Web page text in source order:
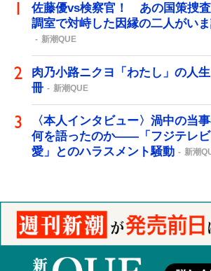
佐藤優vs検察官！ あの国策捜
調室で対峙した因縁の二人がい
新潮QUE
肉乃小路ニクヨ「わたし」の人
冊
新潮QUE
〈本人インタビュー〉渦中の当
何を語ったのか――「フジテレビ
愛」とのハラスメント騒動
新潮